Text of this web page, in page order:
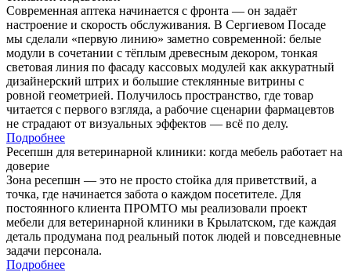
Современная аптека начинается с фронта — он задаёт
настроение и скорость обслуживания. В Сергиевом Посаде
мы сделали «первую линию» заметно современной: белые
модули в сочетании с тёплым древесным декором, тонкая
световая линия по фасаду кассовых модулей как аккуратный
дизайнерский штрих и большие стеклянные витрины с
ровной геометрией. Получилось пространство, где товар
читается с первого взгляда, а рабочие сценарии фармацевтов
не страдают от визуальных эффектов — всё по делу.
Подробнее
Ресепшн для ветеринарной клиники: когда мебель работает на
доверие
Зона ресепшн — это не просто стойка для приветствий, а
точка, где начинается забота о каждом посетителе. Для
постоянного клиента ПРОМТО мы реализовали проект
мебели для ветеринарной клиники в Крылатском, где каждая
деталь продумана под реальный поток людей и повседневные
задачи персонала.
Подробнее